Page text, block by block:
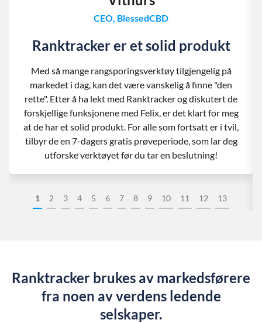
1 2 3 4 5 6 7 8 9 10 11 12 13
CEO, BlessedCBD
Ranktracker er et solid produkt
Med så mange rangsporingsverktøy tilgjengelig på
markedet i dag, kan det være vanskelig å finne "den
rette". Etter å ha lekt med Ranktracker og diskutert de
forskjellige funksjonene med Felix, er det klart for meg
at de har et solid produkt. For alle som fortsatt er i tvil,
tilbyr de en 7-dagers gratis prøveperiode, som lar deg
utforske verktøyet før du tar en beslutning!
Ranktracker brukes av markedsførere
fra noen av verdens ledende
selskaper.